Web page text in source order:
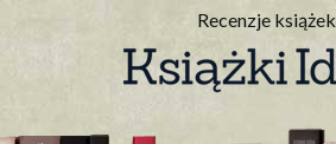
Recenzje książek